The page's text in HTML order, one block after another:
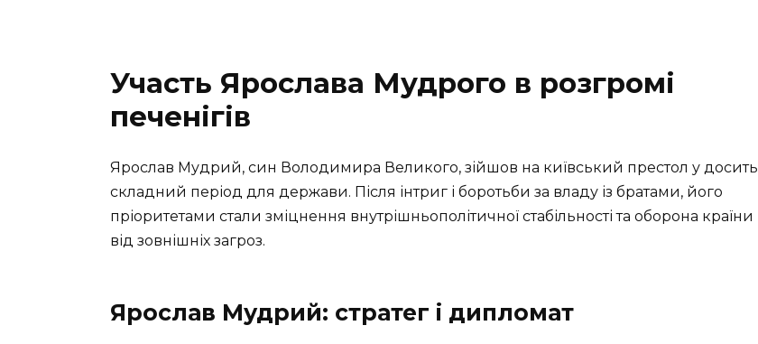
Участь Ярослава Мудрого в розгромі
печенігів
Ярослав Мудрий, син Володимира Великого, зійшов на київський престол у досить
складний період для держави. Після інтриг і боротьби за владу із братами, його
пріоритетами стали зміцнення внутрішньополітичної стабільності та оборона країни
від зовнішніх загроз.
Ярослав Мудрий: стратег і дипломат